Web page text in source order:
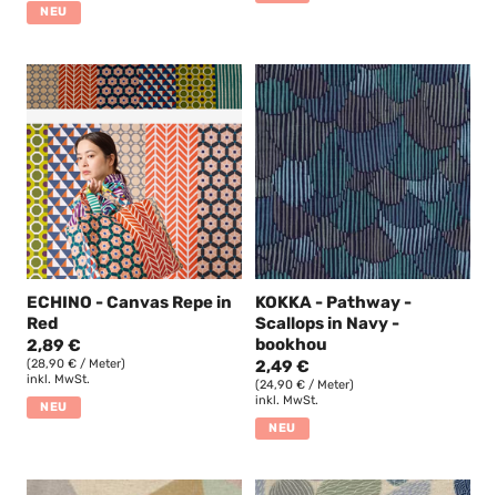
NEU
ECHINO - Canvas Repe in
Red
2,89 €
(28,90 € / Meter)
inkl. MwSt.
NEU
KOKKA - Pathway -
Scallops in Navy -
bookhou
2,49 €
(24,90 € / Meter)
inkl. MwSt.
NEU